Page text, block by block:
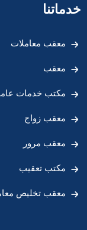
خدماتنا
معقب معاملات
معقب
مكتب خدمات
معقب زواج
معقب مرور
مكتب تعقيب
معقب تخليص